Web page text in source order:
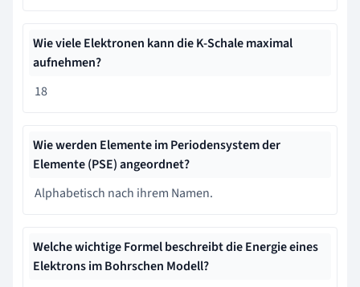
Wie viele Elektronen kann die K-Schale maximal
aufnehmen?
18
Wie werden Elemente im Periodensystem der
Elemente (PSE) angeordnet?
Alphabetisch nach ihrem Namen.
Welche wichtige Formel beschreibt die Energie eines
Elektrons im Bohrschen Modell?